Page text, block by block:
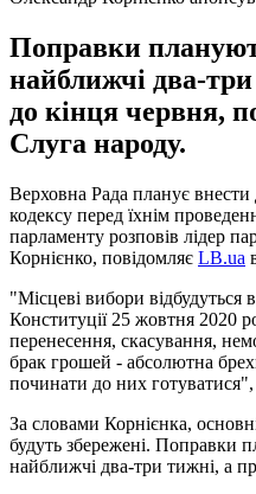
Поправки
найближчі два-
до кінця червня,
Слуга народу.
Верховна Рада планує внести
кодексу перед їхнім
парламенту розповів лідер
Корнієнко, повідомляє LB.ua
"Місцеві вибори відбудуться
Конституції 25 жовтня 2020
перенесення, скасування,
брак грошей - абсолютна
починати до них готуватися",
За словами Корнієнка,
будуть збережені. Поправки
найближчі два-три тижні, а